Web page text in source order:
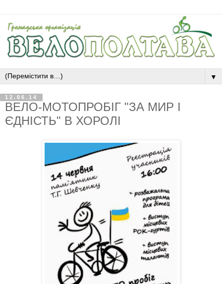
▼
12.06.14
ВЕЛО-МОТОПРОБІГ "ЗА МИР І
ЄДНІСТЬ" В ХОРОЛІ